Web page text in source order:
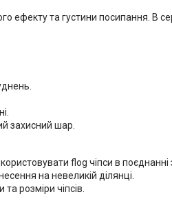
ефекту та густини посипання. В
захисний шар.
flog чіпси в поєднанні
на невеликій ділянці.
розміри чіпсів.